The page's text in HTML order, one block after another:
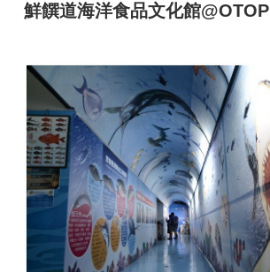
最新留言
商家合作
推薦景點
討論區
聯絡我們
鮮饌道海洋食品文化館@OTOP